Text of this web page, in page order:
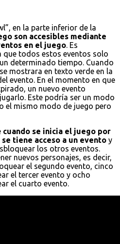
en la parte inferior de la
son accesibles mediante
en el juego. Es
que todos estos eventos solo
determinado tiempo. Cuando
mostrara en texto verde en la
evento. En el momento en que
un nuevo evento
Este podría ser un modo
el mismo modo de juego pero
cuando se inicia el juego por
tiene acceso a un evento y
los otros eventos.
nuevos personajes, es decir,
el segundo evento, cinco
el tercer evento y ocho
el cuarto evento.